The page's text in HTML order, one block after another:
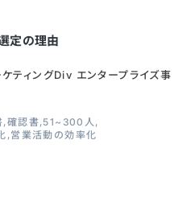
定の理由
ティングDiv エンタープライズ事
確認書 51~300人
営業活動の効率化